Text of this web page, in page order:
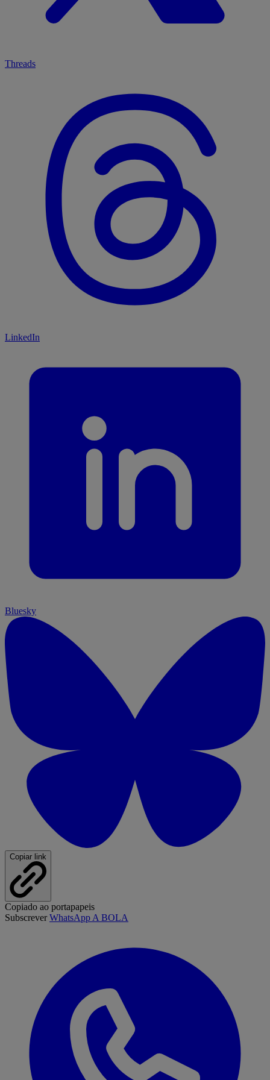
Threads
LinkedIn
Bluesky
Copiar link
Copiado ao portapapeis
SubscreverWhatsApp A BOLA